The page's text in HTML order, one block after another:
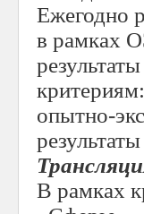
Ежегодно
в рамках
опытно-
В рамках